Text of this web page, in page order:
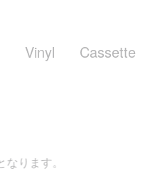
Vinyl Cassette